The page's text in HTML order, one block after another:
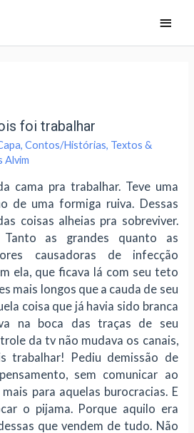
foi trabalhar
,Contos/Histórias, Textos &
Alvim
pra trabalhar. Teve uma
de uma formiga ruiva. Dessas
coisas alheias pra sobreviver.
as grandes quanto as
causadoras de infecção
ela, que ficava lá com seu teto
mais longos que a cauda de seu
coisa que já havia sido branca
na boca das traças de seu
da tv não mudava os canais,
trabalhar! Pediu demissão de
sem comunicar ao
para aquelas burocracias. E
o pijama. Porque aquilo era
que vendem de tudo. Não